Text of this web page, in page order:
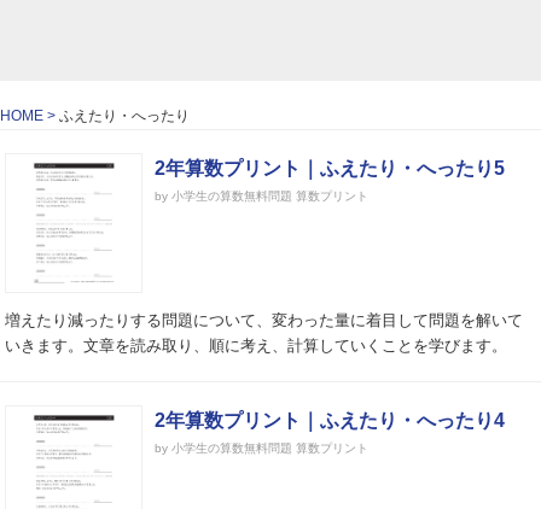
HOME ふえたり・へったり
2年算数プリント｜ふえたり・へったり5
by 小学生の算数無料問題 算数プリント
増えたり減ったりする問題について、変わった量に着目して問題を解いて
いきます。文章を読み取り、順に考え、計算していくことを学びます。
2年算数プリント｜ふえたり・へったり4
by 小学生の算数無料問題 算数プリント